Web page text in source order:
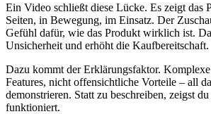
Ein Video schließt diese Lücke. Es zeigt das
Seiten, in Bewegung, im Einsatz. Der
Gefühl dafür, wie das Produkt wirklich ist.
Unsicherheit und erhöht die Kaufbereitschaft.
Dazu kommt der Erklärungsfaktor.
Features, nicht offensichtliche Vorteile – all
demonstrieren. Statt zu beschreiben, zeigst
funktioniert.